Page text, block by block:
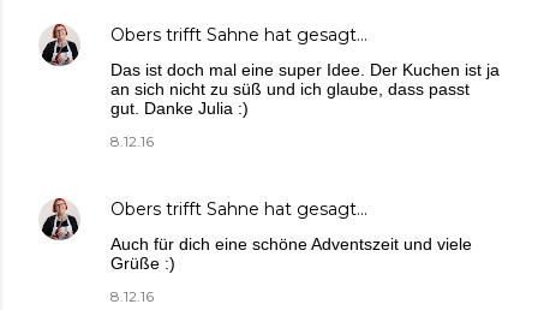
Obers trifft Sahne hat gesagt…
Das ist doch mal eine super Idee. Der Kuchen ist ja
an sich nicht zu süß und ich glaube, dass passt
gut. Danke Julia :)
8.12.16
Obers trifft Sahne hat gesagt…
Auch für dich eine schöne Adventszeit und viele
Grüße :)
8.12.16